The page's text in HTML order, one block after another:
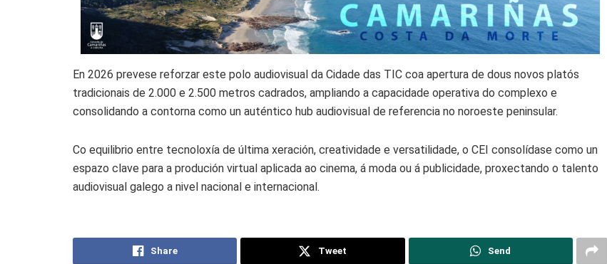
En 2026 prevese reforzar este polo audiovisual da Cidade das TIC coa apertura de dous novos platós
tradicionais de 2.000 e 2.500 metros cadrados, ampliando a capacidade operativa do complexo e
consolidando a contorna como un auténtico hub audiovisual de referencia no noroeste peninsular.
Co equilibrio entre tecnoloxía de última xeración, creatividade e versatilidade, o CEI consolídase como un
espazo clave para a produción virtual aplicada ao cinema, á moda ou á publicidade, proxectando o talento
audiovisual galego a nivel nacional e internacional.
Share Tweet Send